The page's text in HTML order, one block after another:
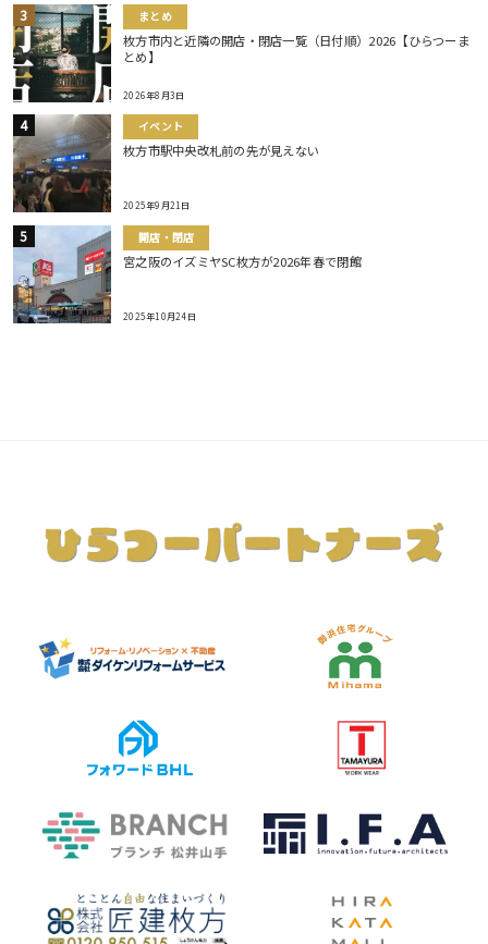
まとめ
枚方市内と近隣の開店・閉店一覧（日付順）2026【ひらつーま
とめ】
2026年8月3日
イベント
枚方市駅中央改札前の先が見えない
2025年9月21日
開店・閉店
宮之阪のイズミヤSC枚方が2026年春で閉館
2025年10月24日